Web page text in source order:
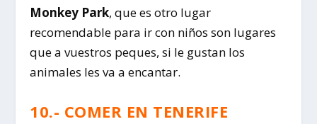
Monkey Park, que es otro lugar
recomendable para ir con niños son lugares
que a vuestros peques, si le gustan los
animales les va a encantar.
10.- COMER EN TENERIFE